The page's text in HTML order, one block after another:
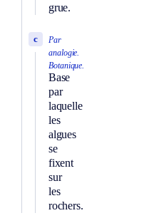
grue.
Par
analogie.
Botanique.
Base
par
laquelle
les
algues
se
fixent
sur
les
rochers.
c